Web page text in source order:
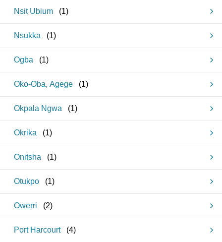
Nsit Ubium (1)
Nsukka (1)
Ogba (1)
Oko-Oba, Agege (1)
Okpala Ngwa (1)
Okrika (1)
Onitsha (1)
Otukpo (1)
Owerri (2)
Port Harcourt (4)